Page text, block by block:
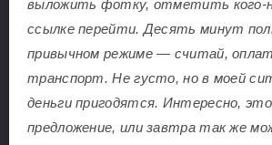
выложить фотку, отметить кого-
ссылке перейти. Десять минут
привычном режиме — считай,
транспорт. Не густо, но в моей
деньги пригодятся. Интересно, это
предложение, или завтра так же